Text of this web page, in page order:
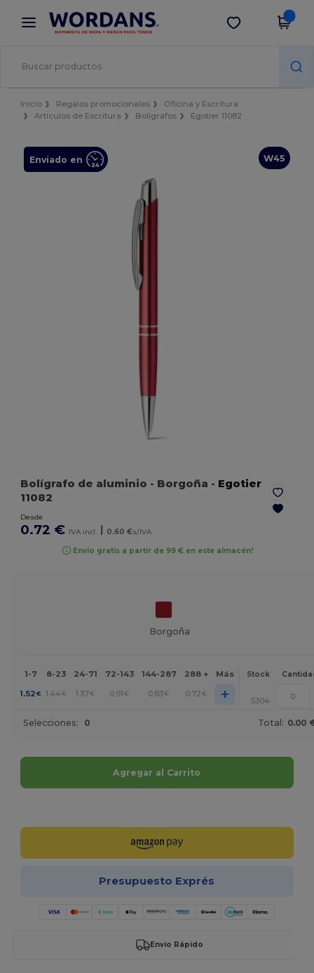
× App de Wordans
¡Mejores precios en app!
Descargar app
Inicio Regalos promocionales
Oficina y Escritura
Artículos de Escritura
Bolígrafos Egotier 11082
W45
Enviado en
Bolígrafo de aluminio - Borgoña - Egotier
11082
Desde
0.72 € IVA incl. 0.60 €s/IVA
Envío gratis a partir de 99 € en este almacén!
Borgoña
1-7 8-23 24-71 72-143 144-287 288 + Más Stock
1.52 € 1.44€ 1.37€ 0.91€ 0.83€ 0.72€ + 5304
Selecciones: 0 Total: 0.00
Agregar al Carrito
Presupuesto Exprés
Envío Rápido